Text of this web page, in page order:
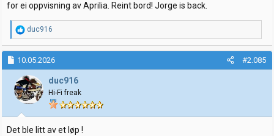
for ei oppvisning av Aprilia. Reint bord! Jorge is back.
R
e
a
k
s
j
o
n
e
r
:
duc916
10.05.2026 #2.085
duc916
Hi-Fi freak
Det ble litt av et løp !